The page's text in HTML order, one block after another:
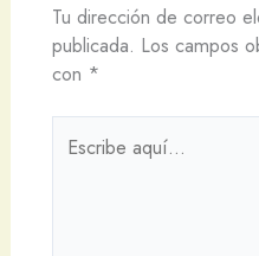
Tu dirección de correo
publicada. Los campos
con *
aquí...